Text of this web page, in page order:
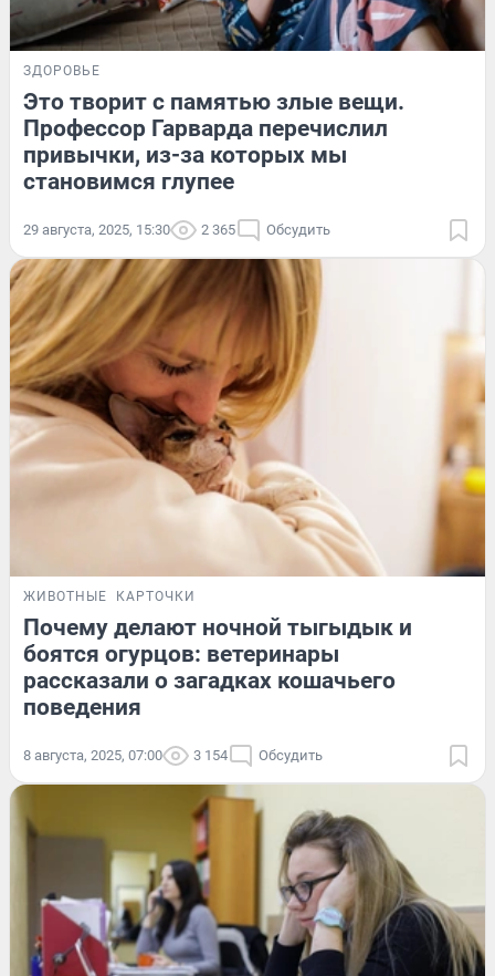
ЗДОРОВЬЕ
Это творит с памятью злые вещи.
Профессор Гарварда перечислил
привычки, из-за которых мы
становимся глупее
29 августа, 2025, 15:30 2 365 Обсудить
ЖИВОТНЫЕ КАРТОЧКИ
Почему делают ночной тыгыдык и
боятся огурцов: ветеринары
рассказали о загадках кошачьего
поведения
8 августа, 2025, 07:00 3 154 Обсудить